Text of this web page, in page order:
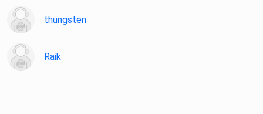
al.)
thungsten
Raik